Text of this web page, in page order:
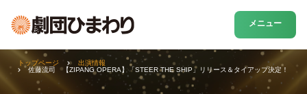
メニュー
トップページ
出演情報
佐藤流司 【ZIPANG OPERA】「STEER THE SHIP」リリース＆タイアップ決定！